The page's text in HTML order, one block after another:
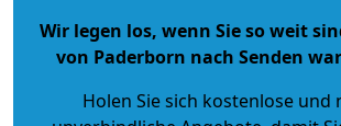
Wir legen los, wenn Sie so weit
von Paderborn nach Senden
Holen Sie sich kostenlose und